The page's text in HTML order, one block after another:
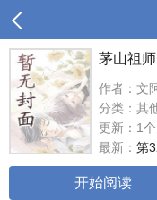
茅山祖
作者：文
分类：其
更新：1
最新： 第
开始阅读